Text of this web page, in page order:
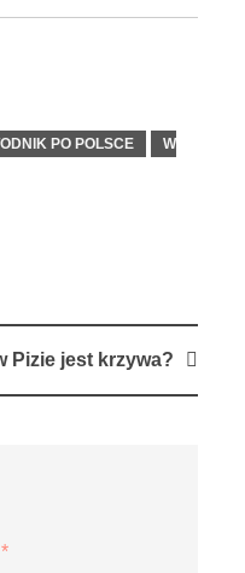
PO POLSCE
W
Pizie jest krzywa?
*